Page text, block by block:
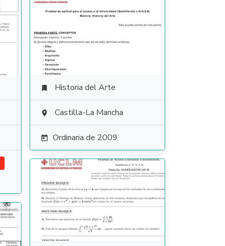
 Historia del Arte
 Castilla-La Mancha
 Ordinaria de 2009